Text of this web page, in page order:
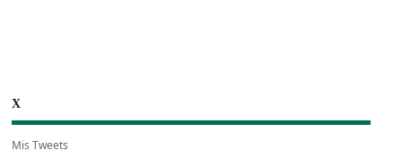
X
Mis Tweets